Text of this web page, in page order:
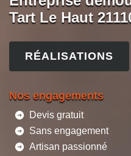
Tart Le Haut
RÉALISATIONS
Nos engagements
Devis gratuit
Sans engagement
Artisan passionné